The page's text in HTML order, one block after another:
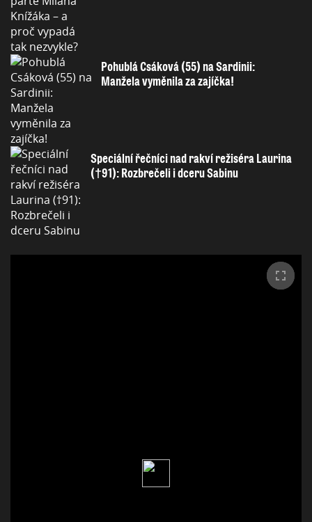
Pohublá Csáková (55) na Sardinii:
Manžela vyměnila za zajíčka!
Speciální řečníci nad rakví režiséra Laurina
(†91): Rozbrečeli i dceru Sabinu